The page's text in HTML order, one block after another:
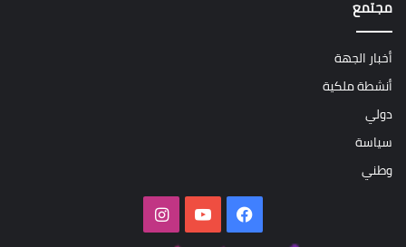
مجتمع
أخبار الجهة
أنشطة ملكية
دولي
سياسة
وطني
فيسبوك‫YouTubeانستقرام